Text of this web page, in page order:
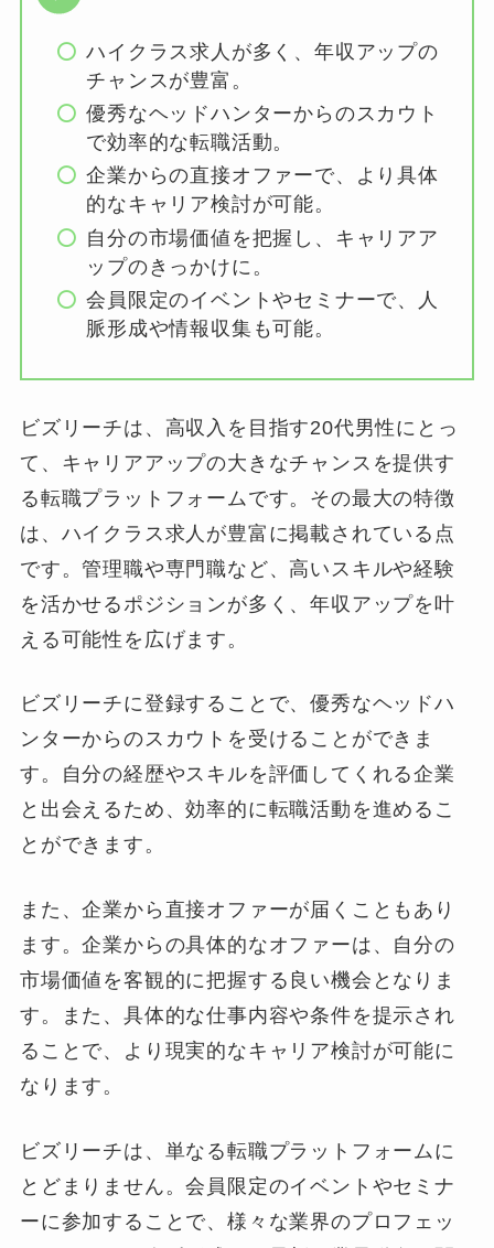
ハイクラス求人が多く、年収アップの
チャンスが豊富。
優秀なヘッドハンターからのスカウト
で効率的な転職活動。
企業からの直接オファーで、より具体
的なキャリア検討が可能。
自分の市場価値を把握し、キャリアア
ップのきっかけに。
会員限定のイベントやセミナーで、人
脈形成や情報収集も可能。
ビズリーチは、高収入を目指す20代男性にとっ
て、キャリアアップの大きなチャンスを提供す
る転職プラットフォームです。その最大の特徴
は、ハイクラス求人が豊富に掲載されている点
です。管理職や専門職など、高いスキルや経験
を活かせるポジションが多く、年収アップを叶
える可能性を広げます。
ビズリーチに登録することで、優秀なヘッドハ
ンターからのスカウトを受けることができま
す。自分の経歴やスキルを評価してくれる企業
と出会えるため、効率的に転職活動を進めるこ
とができます。
また、企業から直接オファーが届くこともあり
ます。企業からの具体的なオファーは、自分の
市場価値を客観的に把握する良い機会となりま
す。また、具体的な仕事内容や条件を提示され
ることで、より現実的なキャリア検討が可能に
なります。
ビズリーチは、単なる転職プラットフォームに
とどまりません。会員限定のイベントやセミナ
ーに参加することで、様々な業界のプロフェッ